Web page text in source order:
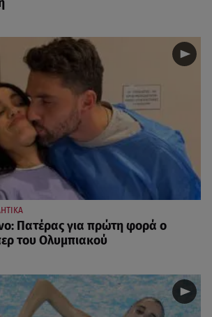
Πατέρας για πρώτη φορά ο
του Ολυμπιακού